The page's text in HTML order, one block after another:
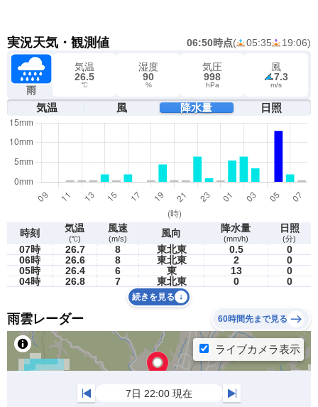
実況天気・観測値 06:50時点( 05:35 19:06)
雨
気温
26.5
℃
湿度
90
%
気圧
998
hPa
風
7.3
m/s
気温 風 降水量 日照
時刻 気温
(℃)
風速
(m/s) 風向 降水量
(mm/h)
日照
(分)
07時 26.7 8 東北東 0.5
0
06時
26.6 8 東北東 2
0
05時
26.4 6 東 13
0
04時
26.8 7 東北東 0 0
続きを見る
雨雲レーダー 60時間先まで見る